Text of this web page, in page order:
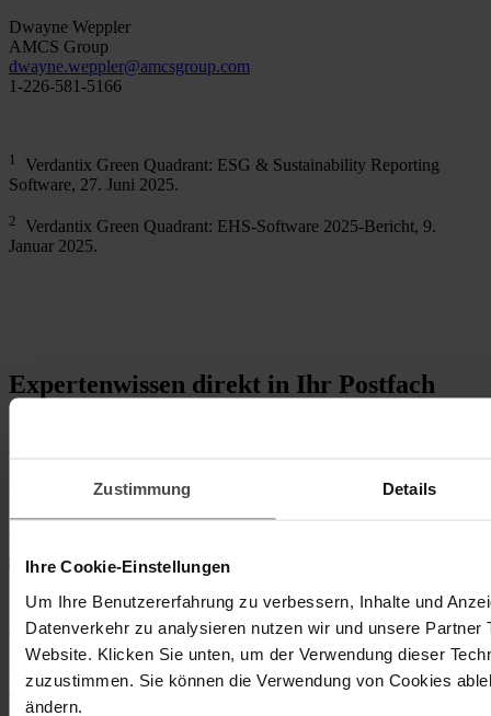
Zustimmung Details
Ihre Cookie-Einstellungen
Um Ihre Benutzererfahrung zu verbessern, Inhalte und
Datenverkehr zu analysieren nutzen wir und unsere Partner
Website. Klicken Sie unten, um der Verwendung dieser
zuzustimmen. Sie können die Verwendung von Cookies
ändern.
Dwayne Weppler
AMCS Group
dwayne.weppler@amcsgroup.com
1-226-581-5166
1
Verdantix Green Quadrant: ESG & Sustainability Reporting
Software, 27. Juni 2025.
2 Verdantix Green Quadrant: EHS-Software 2025-Bericht, 9.
Januar 2025.
Expertenwissen direkt in Ihr Postfach
Compliance? Dann ist unser Newsletter genau das Richtige für Sie!
Modullandschaft
Sie haben die Wahl! Kombinieren Sie unsere Module individuell
nach Wunsch.